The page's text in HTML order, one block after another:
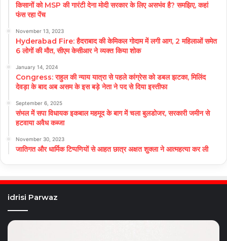
किसानों को MSP की गारंटी देना मोदी सरकार के लिए असभंव है? समझिए, कहां
फंस रहा पेंच
November 13, 2023
Hyderabad Fire: हैदराबाद की केमिकल गोदाम में लगी आग, 2 महिलाओं समेत
6 लोगों की मौत, सीएम केसीआर ने व्यक्त किया शोक
January 14, 2024
Congress: राहुल की न्याय यात्रा से पहले कांग्रेस को डबल झटका, मिलिंद
देवड़ा के बाद अब असम के इस बड़े नेता ने पद से दिया इस्तीफा
September 6, 2025
संभल में सपा विधायक इकबाल महमूद के बाग में चला बुलडोजर, सरकारी जमीन से
हटवाया अवैध कब्जा
November 30, 2023
जातिगत और धार्मिक टिप्पणियों से आहत छात्र अक्षत शुक्ला ने आत्महत्या कर ली
idrisi Parwaz